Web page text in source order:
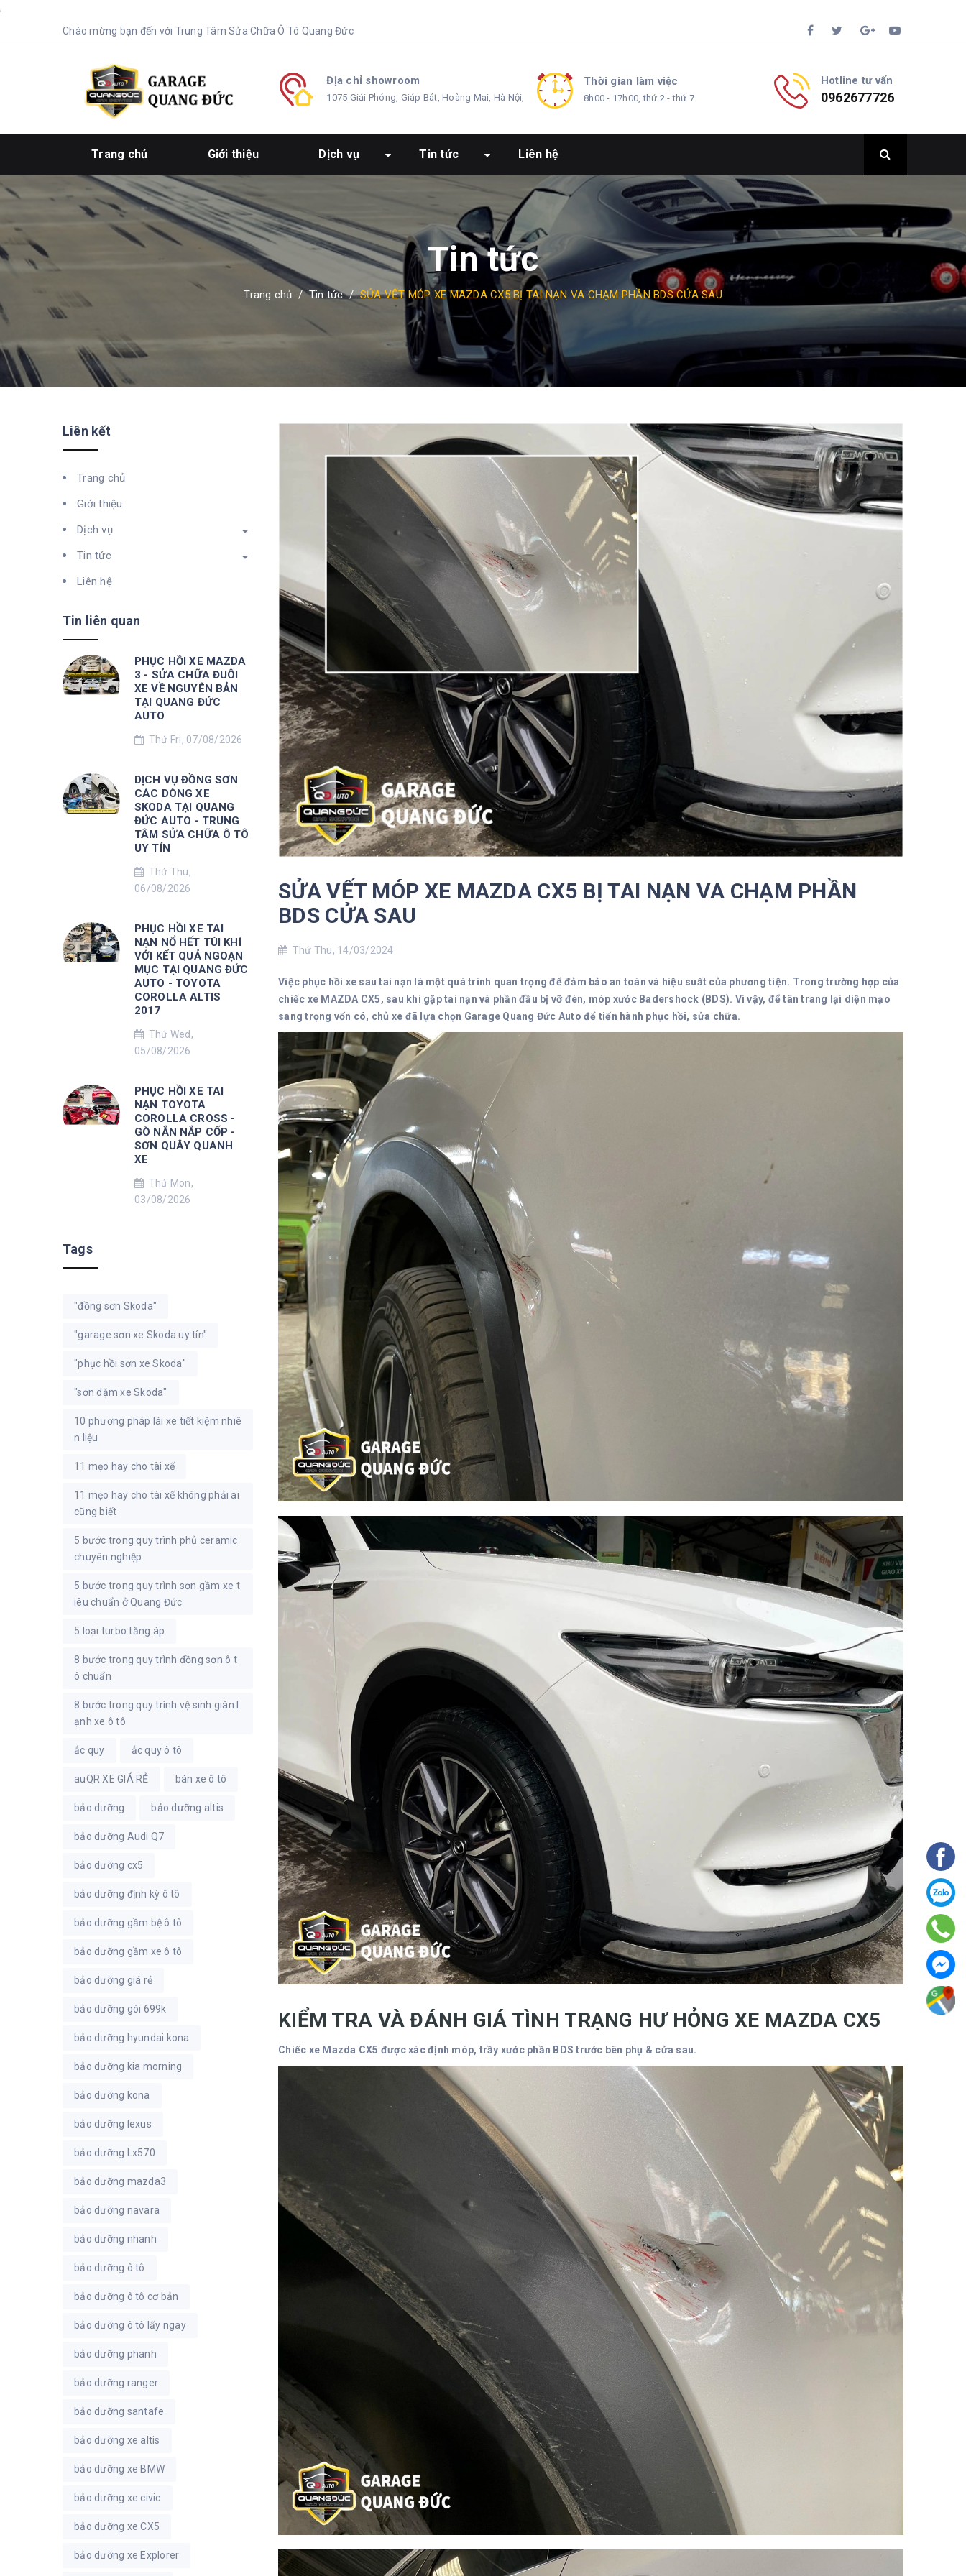
;
Chào mừng bạn đến với Trung Tâm Sửa Chữa Ô Tô Quang Đức
Địa chỉ showroom
1075 Giải Phóng, Giáp Bát, Hoàng Mai, Hà Nội,
Thời gian làm việc
8h00 - 17h00, thứ 2 - thứ 7
Hotline tư vấn
0962677726
Trang chủ Giới thiệu Dịch vụ Tin tức Liên hệ
Tin tức
Trang chủ / Tin tức / SỬA VẾT MÓP XE MAZDA CX5 BỊ TAI NẠN VA CHẠM PHẦN BDS CỬA SAU
SỬA VẾT MÓP XE MAZDA CX5 BỊ TAI NẠN VA CHẠM PHẦN
BDS CỬA SAU
Thứ Thu, 14/03/2024
Việc phục hồi xe sau tai nạn là một quá trình quan trọng để đảm bảo an toàn và hiệu suất của phương tiện. Trong trường hợp của
chiếc xe MAZDA CX5, sau khi gặp tai nạn và phần đầu bị vỡ đèn, móp xước Badershock (BDS). Vì vậy, để tân trang lại diện mạo
sang trọng vốn có, chủ xe đã lựa chọn Garage Quang Đức Auto để tiến hành phục hồi, sửa chữa.
KIỂM TRA VÀ ĐÁNH GIÁ TÌNH TRẠNG HƯ HỎNG XE MAZDA CX5
Chiếc xe Mazda CX5 được xác định móp, trầy xước phần BDS trước bên phụ & cửa sau.
Liên kết
Trang chủ
Giới thiệu
Dịch vụ
Tin tức
Liên hệ
Tin liên quan
PHỤC HỒI XE MAZDA
3 - SỬA CHỮA ĐUÔI
XE VỀ NGUYÊN BẢN
TẠI QUANG ĐỨC
AUTO
Thứ Fri, 07/08/2026
DỊCH VỤ ĐỒNG SƠN
CÁC DÒNG XE
SKODA TẠI QUANG
ĐỨC AUTO - TRUNG
TÂM SỬA CHỮA Ô TÔ
UY TÍN
Thứ Thu,
06/08/2026
PHỤC HỒI XE TAI
NẠN NỔ HẾT TÚI KHÍ
VỚI KẾT QUẢ NGOẠN
MỤC TẠI QUANG ĐỨC
AUTO - TOYOTA
COROLLA ALTIS
2017
Thứ Wed,
05/08/2026
PHỤC HỒI XE TAI
NẠN TOYOTA
COROLLA CROSS -
GÒ NẮN NẮP CỐP -
SƠN QUÂY QUANH
XE
Thứ Mon,
03/08/2026
Tags
"đồng sơn Skoda"
"garage sơn xe Skoda uy tín"
"phục hồi sơn xe Skoda"
"sơn dặm xe Skoda"
10 phương pháp lái xe tiết kiệm nhiê
n liệu
11 mẹo hay cho tài xế
11 mẹo hay cho tài xế không phải ai
cũng biết
5 bước trong quy trình phủ ceramic
chuyên nghiệp
5 bước trong quy trình sơn gầm xe t
iêu chuẩn ở Quang Đức
5 loại turbo tăng áp
8 bước trong quy trình đồng sơn ô t
ô chuẩn
8 bước trong quy trình vệ sinh giàn l
ạnh xe ô tô
ắc quy ắc quy ô tô
auQR XE GIÁ RẺ bán xe ô tô
bảo dưỡng bảo dưỡng altis
bảo dưỡng Audi Q7
bảo dưỡng cx5
bảo dưỡng định kỳ ô tô
bảo dưỡng gầm bệ ô tô
bảo dưỡng gầm xe ô tô
bảo dưỡng giá rẻ
bảo dưỡng gói 699k
bảo dưỡng hyundai kona
bảo dưỡng kia morning
bảo dưỡng kona
bảo dưỡng lexus
bảo dưỡng Lx570
bảo dưỡng mazda3
bảo dưỡng navara
bảo dưỡng nhanh
bảo dưỡng ô tô
bảo dưỡng ô tô cơ bản
bảo dưỡng ô tô lấy ngay
bảo dưỡng phanh
bảo dưỡng ranger
bảo dưỡng santafe
bảo dưỡng xe altis
bảo dưỡng xe BMW
bảo dưỡng xe civic
bảo dưỡng xe CX5
bảo dưỡng xe Explorer